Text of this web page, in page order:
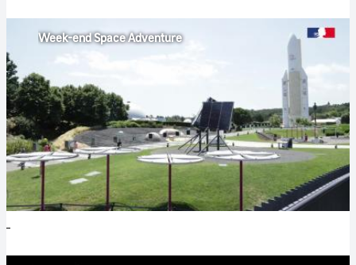
Week-end Space Adventure